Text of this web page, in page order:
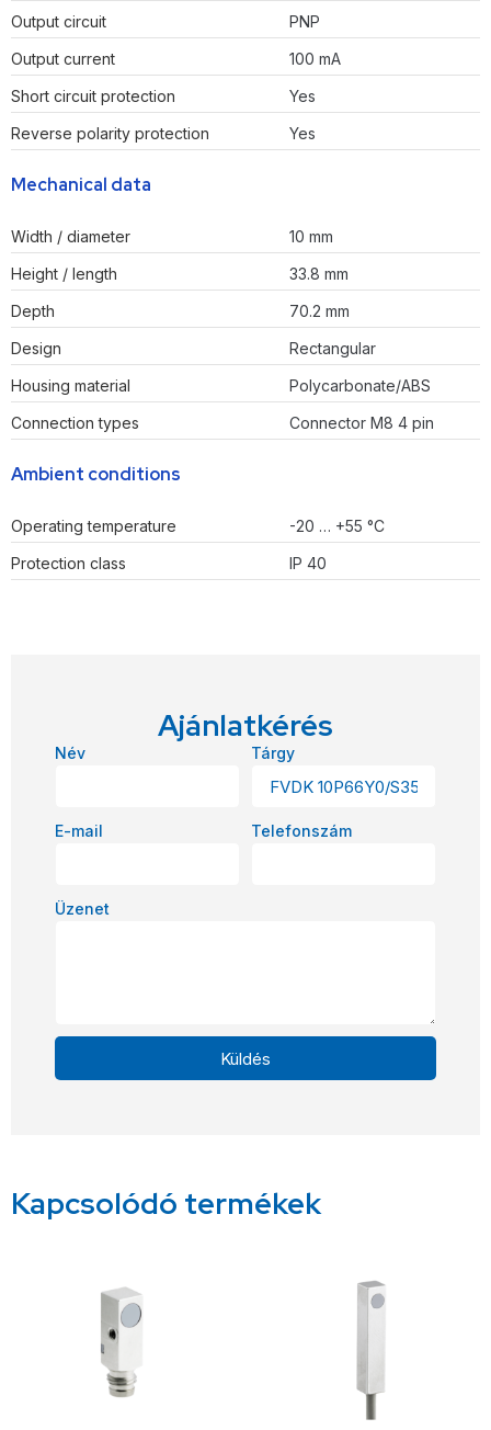
Output circuit
PNP
Output current
100 mA
Short circuit protection
Yes
Reverse polarity protection
Yes
Mechanical data
Width / diameter
10 mm
Height / length
33.8 mm
Depth
70.2 mm
Design
Rectangular
Housing material
Polycarbonate/ABS
Connection types
Connector M8 4 pin
Ambient conditions
Operating temperature
-20 … +55 °C
Protection class
IP 40
Ajánlatkérés
Név Tárgy
E-mail Telefonszám
Üzenet
Küldés
Kapcsolódó termékek